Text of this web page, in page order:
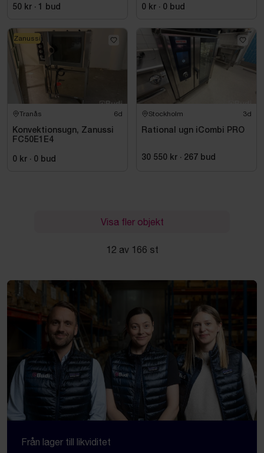
50 kr · 1 bud
0 kr · 0 bud
Tranås 6d
Konvektionsugn, Zanussi
FC50E1E4
0 kr · 0 bud
Zanussi
Stockholm 3d
Rational ugn iCombi PRO
30 550 kr · 267 bud
Visa fler objekt
12 av 166 st
Från lager till likviditet